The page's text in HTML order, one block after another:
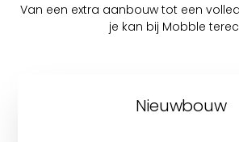
Van een extra aanbouw tot een
je kan bij Mobble
Nieuwbouw